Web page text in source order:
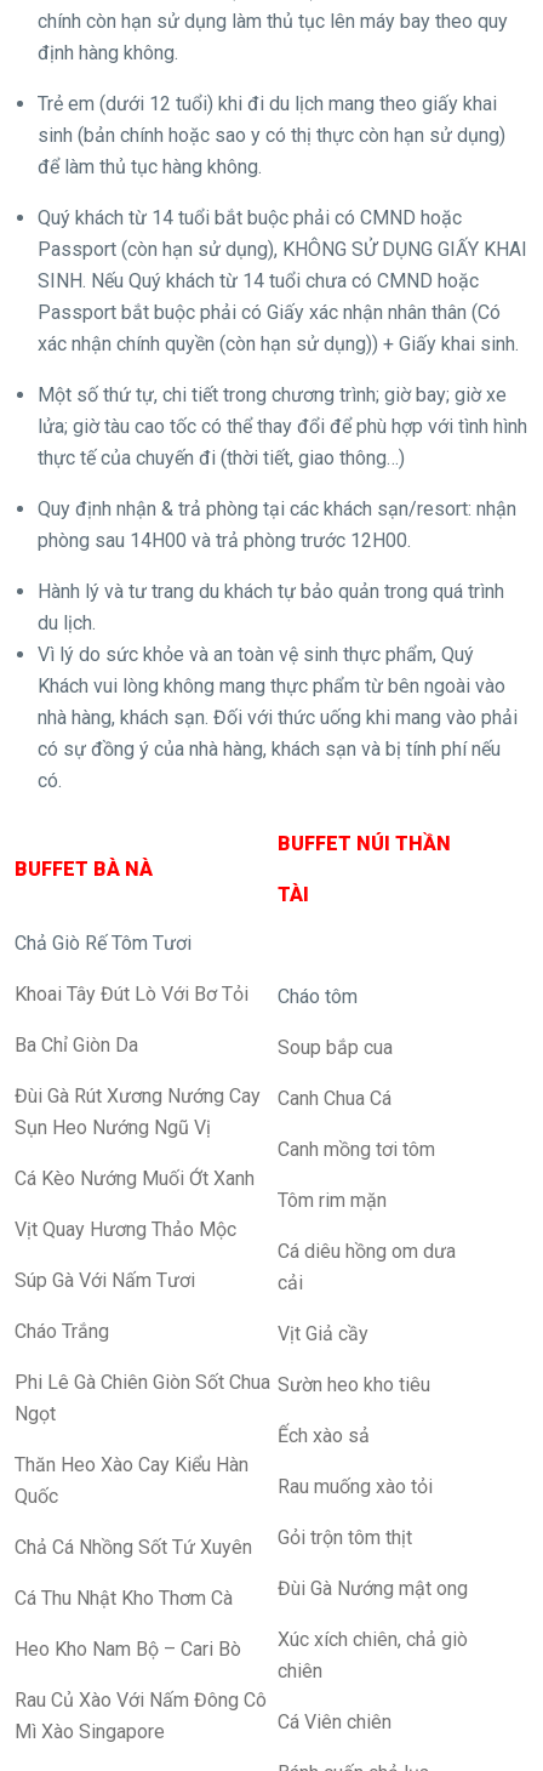
chính còn hạn sử dụng làm thủ tục lên máy bay theo quy
định hàng không.
Trẻ em (dưới 12 tuổi) khi đi du lịch mang theo giấy khai
sinh (bản chính hoặc sao y có thị thực còn hạn sử dụng)
để làm thủ tục hàng không.
Quý khách từ 14 tuổi bắt buộc phải có CMND hoặc
Passport (còn hạn sử dụng), KHÔNG SỬ DỤNG GIẤY KHAI
SINH. Nếu Quý khách từ 14 tuổi chưa có CMND hoặc
Passport bắt buộc phải có Giấy xác nhận nhân thân (Có
xác nhận chính quyền (còn hạn sử dụng)) + Giấy khai sinh.
Một số thứ tự, chi tiết trong chương trình; giờ bay; giờ xe
lửa; giờ tàu cao tốc có thể thay đổi để phù hợp với tình hình
thực tế của chuyến đi (thời tiết, giao thông…)
Quy định nhận & trả phòng tại các khách sạn/resort: nhận
phòng sau 14H00 và trả phòng trước 12H00.
Hành lý và tư trang du khách tự bảo quản trong quá trình
du lịch.
Vì lý do sức khỏe và an toàn vệ sinh thực phẩm, Quý
Khách vui lòng không mang thực phẩm từ bên ngoài vào
nhà hàng, khách sạn. Đối với thức uống khi mang vào phải
có sự đồng ý của nhà hàng, khách sạn và bị tính phí nếu
có.
BUFFET BÀ NÀ
BUFFET NÚI THẦN
TÀI
Chả Giò Rế Tôm Tươi
Khoai Tây Đút Lò Với Bơ Tỏi
Ba Chỉ Giòn Da
Đùi Gà Rút Xương Nướng Cay
Sụn Heo Nướng Ngũ Vị
Cá Kèo Nướng Muối Ớt Xanh
Vịt Quay Hương Thảo Mộc
Súp Gà Với Nấm Tươi
Cháo Trắng
Phi Lê Gà Chiên Giòn Sốt Chua
Ngọt
Thăn Heo Xào Cay Kiểu Hàn
Quốc
Chả Cá Nhồng Sốt Tứ Xuyên
Cá Thu Nhật Kho Thơm Cà
Heo Kho Nam Bộ – Cari Bò
Rau Củ Xào Với Nấm Đông Cô
Mì Xào Singapore
Cháo tôm
Soup bắp cua
Canh Chua Cá
Canh mồng tơi tôm
Tôm rim mặn
Cá diêu hồng om dưa
cải
Vịt Giả cầy
Sườn heo kho tiêu
Ếch xào sả
Rau muống xào tỏi
Gỏi trộn tôm thịt
Đùi Gà Nướng mật ong
Xúc xích chiên, chả giò
chiên
Cá Viên chiên